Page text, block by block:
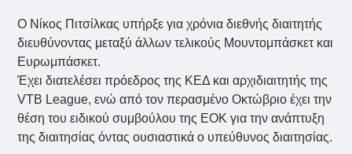
Ο Νίκος Πιτσίλκας υπήρξε για χρόνια διεθνής διαιτητής
διευθύνοντας μεταξύ άλλων τελικούς Μουντομπάσκετ και
Ευρωμπάσκετ.
Έχει διατελέσει πρόεδρος της ΚΕΔ και αρχιδιαιτητής της
VTB League, ενώ από τον περασμένο Οκτώβριο έχει την
θέση του ειδικού συμβούλου της ΕΟΚ για την ανάπτυξη
της διαιτησίας όντας ουσιαστικά ο υπεύθυνος διαιτησίας.